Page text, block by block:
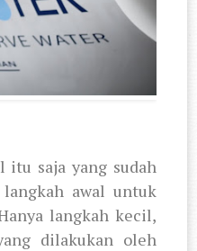
saja yang sudah
awal untuk
langkah kecil,
dilakukan oleh